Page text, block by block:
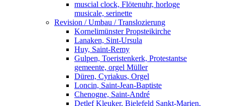
muscial clock, Flötenuhr, horloge
musicale, serinette
Revision / Umbau / Translozierung
Kornelimünster Propsteikirche
Lanaken, Sint-Ursula
Huy, Saint-Remy
Gulpen, Toeristenkerk, Protestantse
gemeente, orgel Müller
Düren, Cyriakus, Orgel
Loncin, Saint-Jean-Baptiste
Chenogne, Saint-André
Detlef Kleuker, Bielefeld Sankt-Marien,